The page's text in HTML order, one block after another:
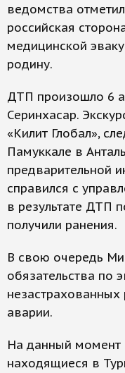
ведомства
российская
медицинской
родину.
ДТП произошло 6
Серинхасар.
«Килит Глобал»,
Памуккале в
предварительной
справился с
в результате ДТП
получили ранения.
В свою очередь
обязательства по
аварии.
На данный момент
находящиеся в